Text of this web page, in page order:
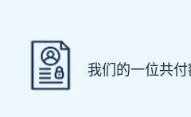
我们的一位共